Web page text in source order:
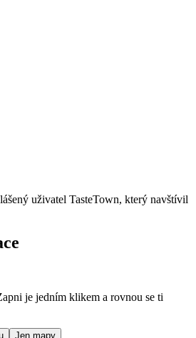
uživatel TasteTown, který navštívil
je jedním klikem a rovnou se ti
Jen mapy